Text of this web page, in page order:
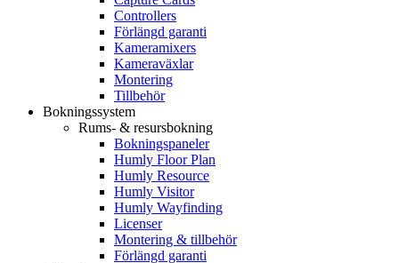
Controllers
Förlängd garanti
Kameramixers
Kameraväxlar
Montering
Tillbehör
Bokningssystem
Rums- & resursbokning
Bokningspaneler
Humly Floor Plan
Humly Resource
Humly Visitor
Humly Wayfinding
Licenser
Montering & tillbehör
Förlängd garanti